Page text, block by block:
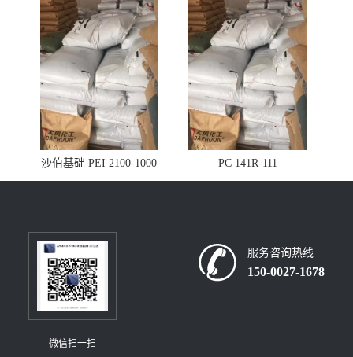
沙伯基础 PEI 2100-1000 PC 141R-111
微信扫一扫
服务咨询热线
150-0027-1678